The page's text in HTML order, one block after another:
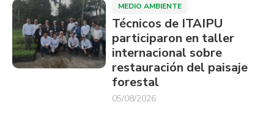
MEDIO AMBIENTE
Técnicos de ITAIPU
participaron en taller
internacional sobre
restauración del paisaje
forestal
05/08/2026